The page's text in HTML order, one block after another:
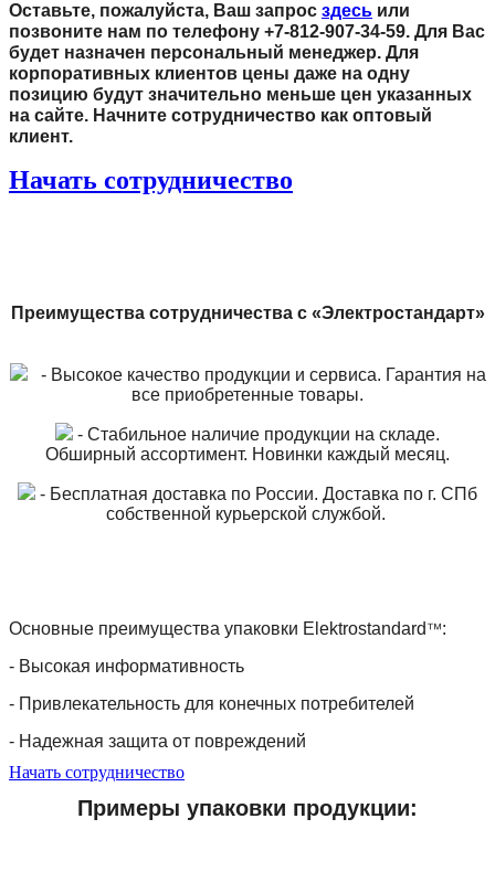
Оставьте, пожалуйста, Ваш запрос здесь или
позвоните нам по телефону +7-812-907-34-59. Для Вас
будет назначен персональный менеджер. Для
корпоративных клиентов цены даже на одну
позицию будут значительно меньше цен указанных
на сайте. Начните сотрудничество как оптовый
клиент.
Начать сотрудничество
Преимущества сотрудничества с «Электростандарт»
- Высокое качество продукции и сервиса. Гарантия на
все приобретенные товары.
- Стабильное наличие продукции на складе.
Обширный ассортимент. Новинки каждый месяц.
- Бесплатная доставка по России. Доставка по г. СПб
собственной курьерской службой.
Основные преимущества упаковки Elektrostandard™:
- Высокая информативность
- Привлекательность для конечных потребителей
- Надежная защита от повреждений
Начать сотрудничество
Примеры упаковки продукции: